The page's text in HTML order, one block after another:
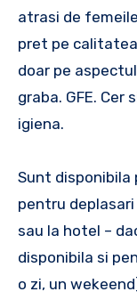
atrasi de
pret pe
doar pe
graba. GFE.
igiena.
Sunt disponibila
pentru
sau la hotel –
disponibila si
o zi, un